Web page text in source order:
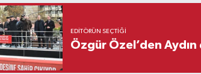
EDITÖRÜN SEÇTIĞI
Özgür Özel’den Aydın